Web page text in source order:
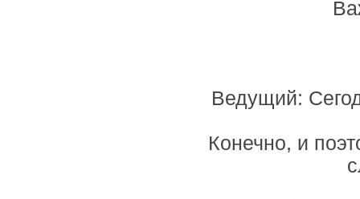
Ведущий:
Конечно, и